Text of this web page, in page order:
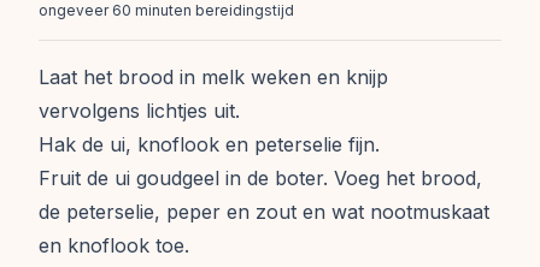
ongeveer 60 minuten bereidingstijd
Laat het brood in melk weken en knijp
vervolgens lichtjes uit.
Hak de ui, knoflook en peterselie fijn.
Fruit de ui goudgeel in de boter. Voeg het brood,
de peterselie, peper en zout en wat nootmuskaat
en knoflook toe.